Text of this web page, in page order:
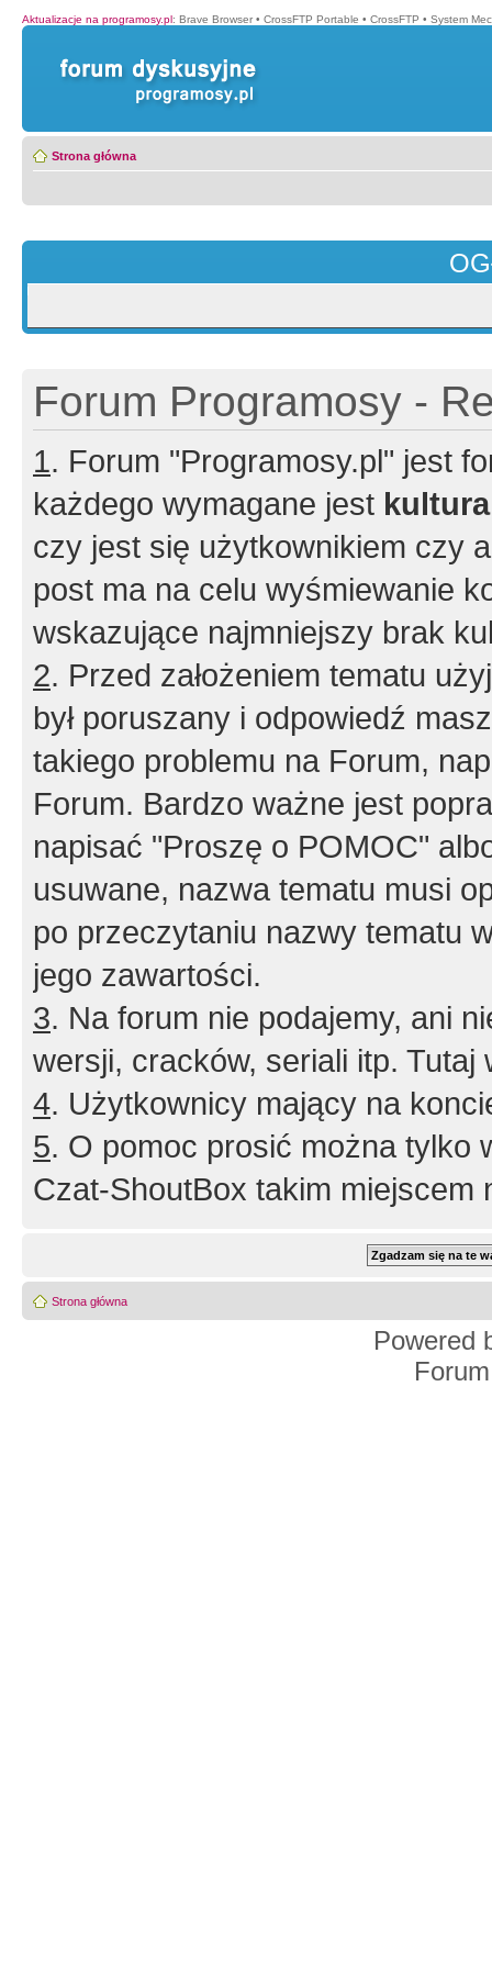
Aktualizacje na programosy.pl: Brave Browser • CrossFTP Portable • CrossFTP • System
Strona główna
Forum Programosy -
1. Forum "Programosy.pl" jest
każdego wymagane jest
czy jest się użytkownikiem czy
post ma na celu wyśmiewanie
wskazujące najmniejszy brak
2. Przed założeniem tematu
był poruszany i odpowiedź
takiego problemu na Forum,
Forum. Bardzo ważne jest
napisać "Proszę o POMOC"
usuwane, nazwa tematu musi
po przeczytaniu nazwy tematu
jego zawartości.
3. Na forum nie podajemy, ani
wersji, cracków, seriali itp. Tutaj
4. Użytkownicy mający na
5. O pomoc prosić można tylko
Czat-ShoutBox takim miejscem
Strona główna
Powered